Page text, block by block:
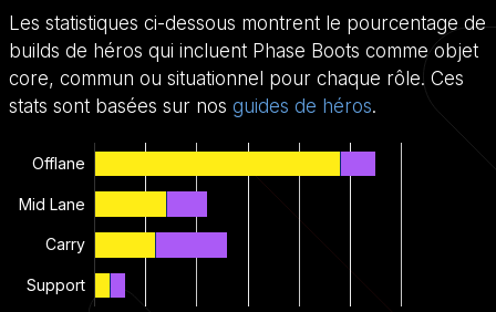
Les statistiques ci-dessous montrent le pourcentage de
builds de héros qui incluent Phase Boots comme objet
core, commun ou situationnel pour chaque rôle. Ces
stats sont basées sur nos guides de héros.
Offlane
Mid Lane
Carry
Support